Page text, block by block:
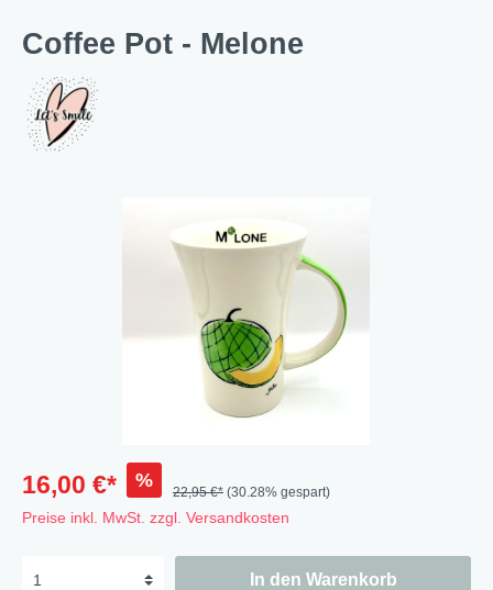
Coffee Pot - Melone
16,00 €* %
22,95 €* (30.28% gespart)
Preise inkl. MwSt. zzgl. Versandkosten
In den Warenkorb